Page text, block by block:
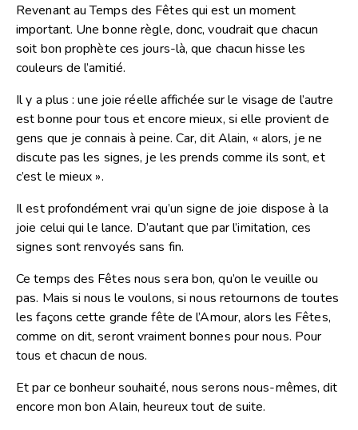
Revenant au Temps des Fêtes qui est un moment
important. Une bonne règle, donc, voudrait que chacun
soit bon prophète ces jours-là, que chacun hisse les
couleurs de l’amitié.
Il y a plus : une joie réelle affichée sur le visage de l’autre
est bonne pour tous et encore mieux, si elle provient de
gens que je connais à peine. Car, dit Alain, « alors, je ne
discute pas les signes, je les prends comme ils sont, et
c’est le mieux ».
Il est profondément vrai qu’un signe de joie dispose à la
joie celui qui le lance. D’autant que par l’imitation, ces
signes sont renvoyés sans fin.
Ce temps des Fêtes nous sera bon, qu’on le veuille ou
pas. Mais si nous le voulons, si nous retournons de toutes
les façons cette grande fête de l’Amour, alors les Fêtes,
comme on dit, seront vraiment bonnes pour nous. Pour
tous et chacun de nous.
Et par ce bonheur souhaité, nous serons nous-mêmes, dit
encore mon bon Alain, heureux tout de suite.